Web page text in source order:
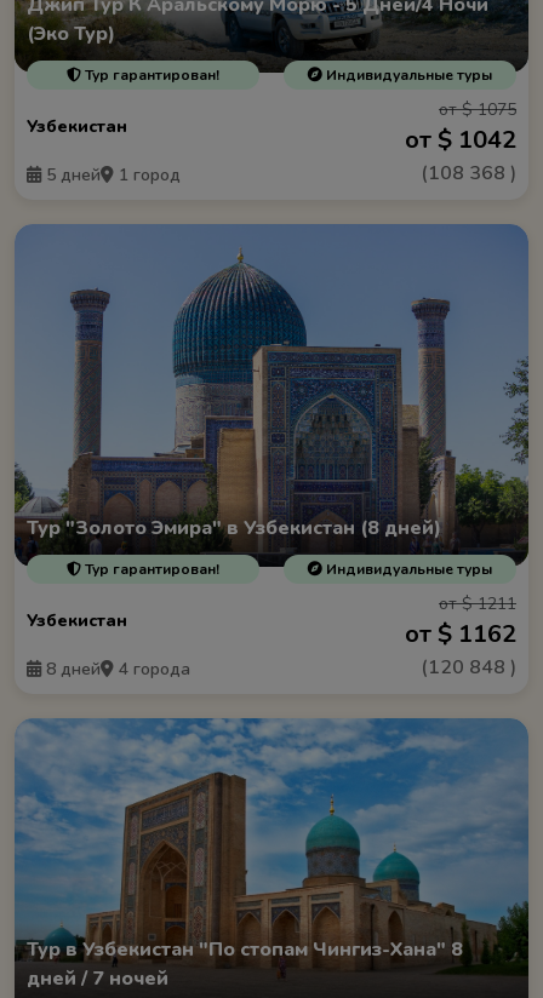
(Эко Тур)
Тур гарантирован! Индивидуальные туры
Узбекистан
5 дней 1 город
от $ 1075
от $ 1042
(108 368 )
Тур "Золото Эмира" в Узбекистан (8 дней)
Тур гарантирован! Индивидуальные туры
Узбекистан
8 дней 4 города
от $ 1211
от $ 1162
(120 848 )
Тур в Узбекистан "По стопам Чингиз-Хана" 8
дней / 7 ночей